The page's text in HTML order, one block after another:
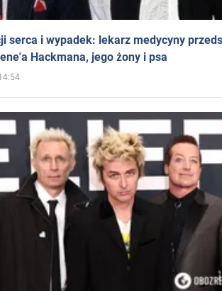
serca i wypadek: lekarz medycyny
Hackmana, jego żony i psa